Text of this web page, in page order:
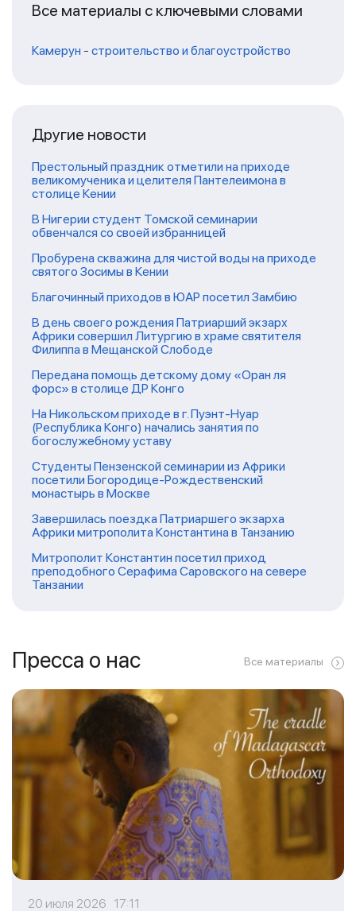
Все материалы с ключевыми словами
Камерун - строительство и благоустройство
Другие новости
Престольный праздник отметили на приходе
великомученика и целителя Пантелеимона в
столице Кении
В Нигерии студент Томской семинарии
обвенчался со своей избранницей
Пробурена скважина для чистой воды на приходе
святого Зосимы в Кении
Благочинный приходов в ЮАР посетил Замбию
В день своего рождения Патриарший экзарх
Африки совершил Литургию в храме святителя
Филиппа в Мещанской Слободе
Передана помощь детскому дому «Оран ля
форс» в столице ДР Конго
На Никольском приходе в г. Пуэнт-Нуар
(Республика Конго) начались занятия по
богослужебному уставу
Студенты Пензенской семинарии из Африки
посетили Богородице-Рождественский
монастырь в Москве
Завершилась поездка Патриаршего экзарха
Африки митрополита Константина в Танзанию
Митрополит Константин посетил приход
преподобного Серафима Саровского на севере
Танзании
Пресса о нас Все материалы
20 июля 2026 17:11